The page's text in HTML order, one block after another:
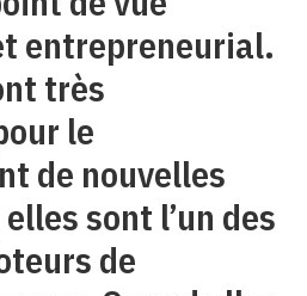
entrepreneurial.
très
le
de nouvelles
sont l’un des
de